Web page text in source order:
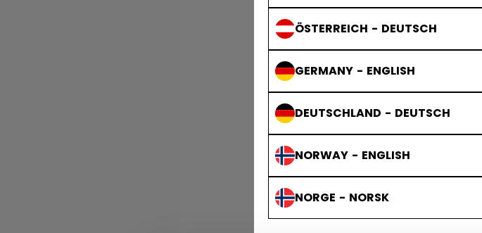
ÖSTERREICH - DEUTSCH
GERMANY - ENGLISH
DEUTSCHLAND - DEUTSCH
NORWAY - ENGLISH
NORGE - NORSK